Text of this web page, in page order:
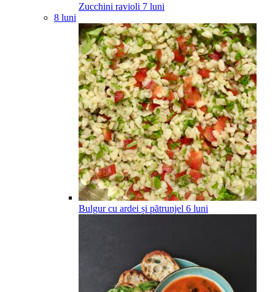
Zucchini ravioli 7 luni
8 luni
Bulgur cu ardei și pătrunjel 6 luni